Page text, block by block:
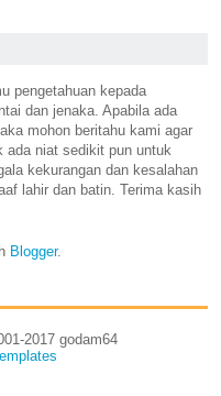
pengetahuan kepada
dan jenaka. Apabila ada
mohon beritahu kami agar
ada niat sedikit pun untuk
kekurangan dan kesalahan
lahir dan batin. Terima kasih
Blogger.
2017 godam64